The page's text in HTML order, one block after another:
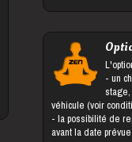
- un changement du bénéficiaire du
véhicule (voir
- la possibilité de reporter le stage jusqu'à 5 jours
avant la date